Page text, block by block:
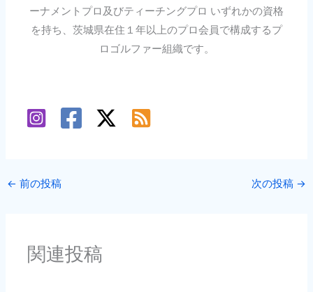
ーナメントプロ及びティーチングプロ いずれかの資格
を持ち、茨城県在住１年以上のプロ会員で構成するプ
ロゴルファー組織です。
← 前の投稿 次の投稿 →
関連投稿